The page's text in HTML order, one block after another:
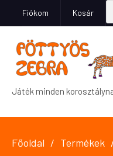
Fiókom Kosár
Játék minden
Főoldal Termékek